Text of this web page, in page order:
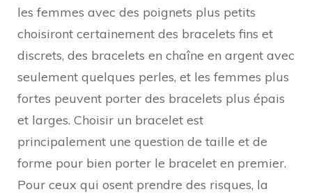
les femmes avec des poignets plus petits
choisiront certainement des bracelets fins et
discrets, des bracelets en chaîne en argent avec
seulement quelques perles, et les femmes plus
fortes peuvent porter des bracelets plus épais
et larges. Choisir un bracelet est
principalement une question de taille et de
forme pour bien porter le bracelet en premier.
Pour ceux qui osent prendre des risques, la